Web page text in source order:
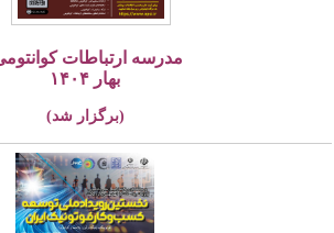
مدرسه ارتباطات کوانتومی،
بهار ۱۴۰۴
(برگزار شد)